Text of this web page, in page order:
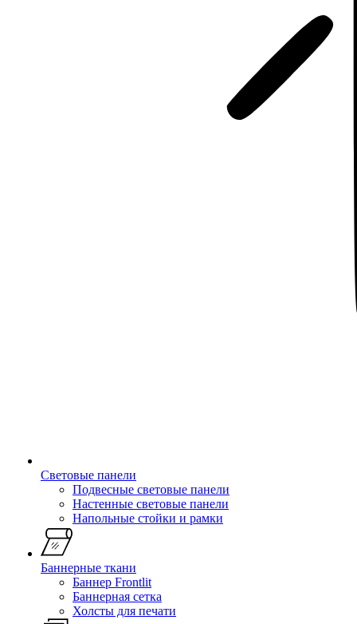
Световые панели
Подвесные световые панели
Настенные световые панели
Напольные стойки и рамки
Баннерные ткани
Баннер Frontlit
Баннерная сетка
Холсты для печати